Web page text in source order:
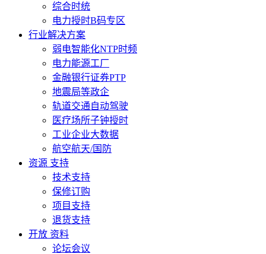
综合时统
电力授时B码专区
行业解决方案
弱电智能化NTP时频
电力能源工厂
金融银行证券PTP
地震局等政企
轨道交通自动驾驶
医疗场所子钟授时
工业企业大数据
航空航天/国防
资源 支持
技术支持
保修订购
项目支持
退货支持
开放 资料
论坛会议